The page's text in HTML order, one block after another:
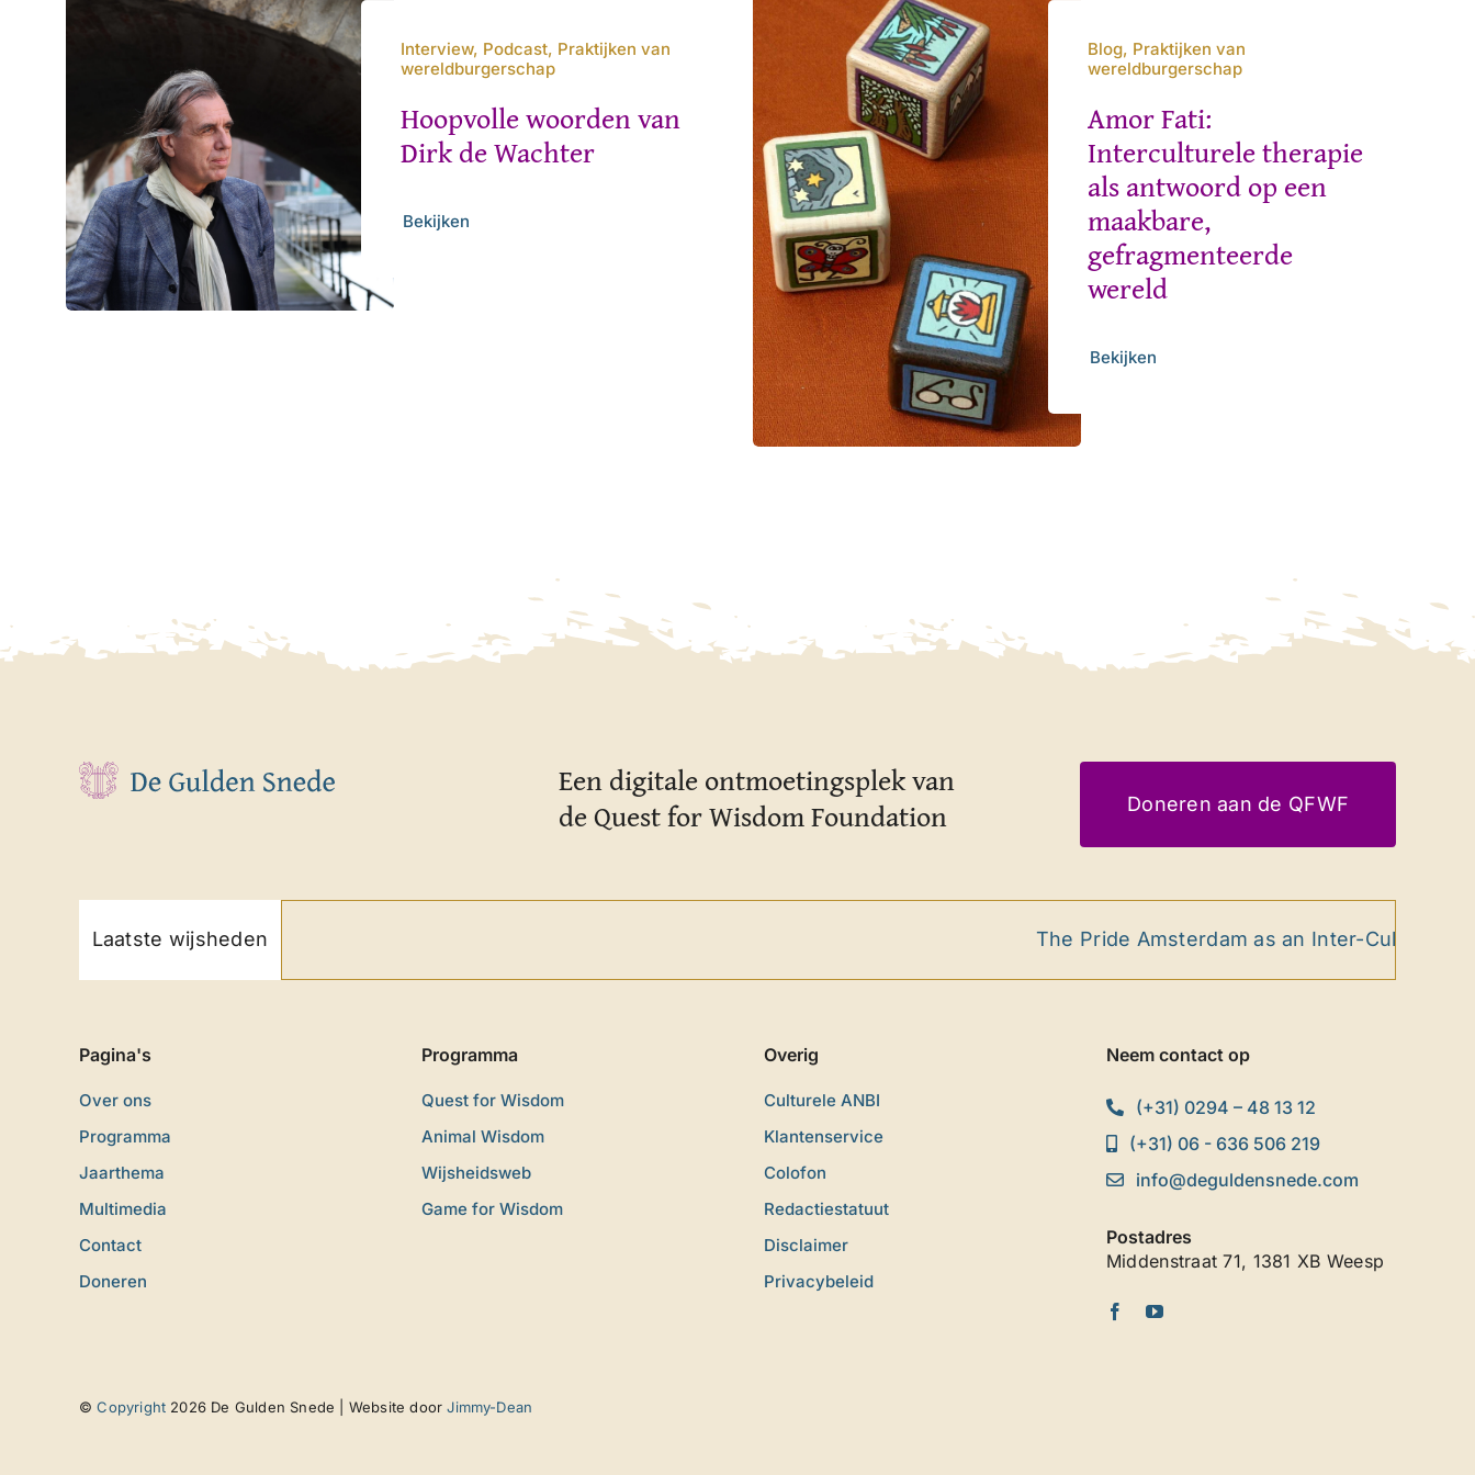
Interview, Podcast, Praktijken van
wereldburgerschap
Hoopvolle woorden van
Dirk de Wachter
Bekijken
Blog, Praktijken van
wereldburgerschap
Amor Fati:
Interculturele therapie
als antwoord op een
maakbare,
gefragmenteerde
wereld
Bekijken
Een digitale ontmoetingsplek van
de Quest for Wisdom Foundation
Doneren aan de QFWF
Laatste wijsheden The Pride Amsterdam as an Inter-Cultural Ritual
Pagina's
Over ons
Programma
Jaarthema
Multimedia
Contact
Doneren
Programma
Quest for Wisdom
Animal Wisdom
Wijsheidsweb
Game for Wisdom
Overig
Culturele ANBI
Klantenservice
Colofon
Redactiestatuut
Disclaimer
Privacybeleid
Neem contact op
(+31) 0294 – 48 13 12
(+31) 06 - 636 506 219
info@deguldensnede.com
Postadres
Middenstraat 71, 1381 XB Weesp
©Copyright 2026 De Gulden Snede | Website doorJimmy-Dean